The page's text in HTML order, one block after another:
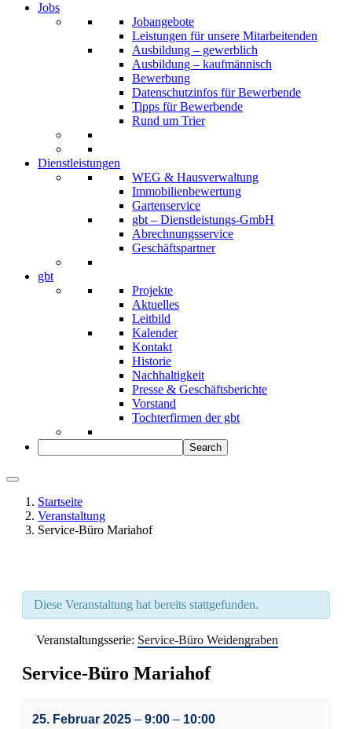
Jobs
Jobangebote
Leistungen für unsere Mitarbeitenden
Ausbildung – gewerblich
Ausbildung – kaufmännisch
Bewerbung
Datenschutzinfos für Bewerbende
Tipps für Bewerbende
Rund um Trier
Dienstleistungen
WEG & Hausverwaltung
Immobilienbewertung
Gartenservice
gbt – Dienstleistungs-GmbH
Abrechnungsservice
Geschäftspartner
gbt
Projekte
Aktuelles
Leitbild
Kalender
Kontakt
Historie
Nachhaltigkeit
Presse & Geschäftsberichte
Vorstand
Tochterfirmen der gbt
Startseite
Veranstaltung
Service-Büro Mariahof
Diese Veranstaltung hat bereits stattgefunden.
Veranstaltungsserie: Service-Büro Weidengraben
Service-Büro Mariahof
25. Februar 2025 – 9:00 – 10:00